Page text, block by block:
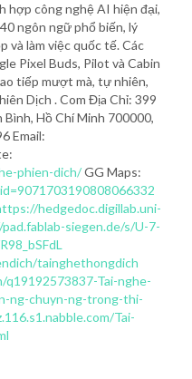
hợp công nghệ AI hiện đại,
ngôn ngữ phổ biến, lý
và làm việc quốc tế. Các
Pixel Buds, Pilot và Cabin
tiếp mượt mà, tự nhiên,
Dịch . Com Địa Chỉ: 399
Hồ Chí Minh 700000,
Email:
phien-dich/GG Maps:
hedgedoc.digillab.uni-
siegen.de/s/U-7-
tainghethongdich
Tai-nghe-
ng-chuyn-ng-trong-thi-
Tai-